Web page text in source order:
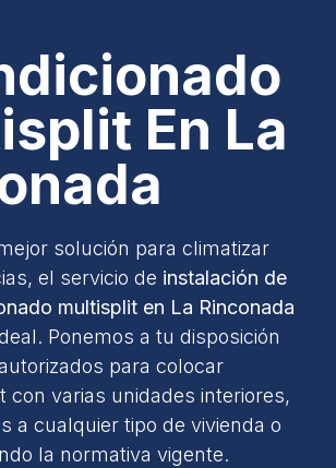
En La
solución para climatizar
el servicio de instalación de
multisplit en La Rinconada
Ponemos a tu disposición
para colocar
con varias unidades interiores,
a cualquier tipo de vivienda o
la normativa vigente.